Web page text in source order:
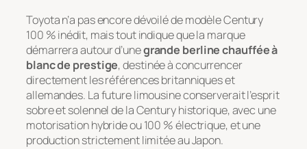
Toyota n’a pas encore dévoilé de modèle Century
100 % inédit, mais tout indique que la marque
démarrera autour d’unegrande berline chauffée à
blanc de prestige, destinée à concurrencer
directement les références britanniques et
allemandes. La future limousine conserverait l’esprit
sobre et solennel de la Century historique, avec une
motorisation hybride ou 100 % électrique, et une
production strictement limitée au Japon.